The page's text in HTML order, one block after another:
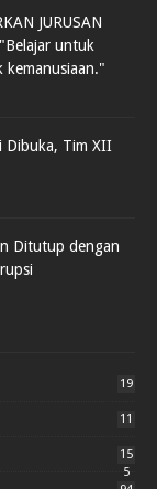
JURUSAN
untuk
kemanusiaan."
Dibuka, Tim XII
Ditutup dengan
19
11
15
5